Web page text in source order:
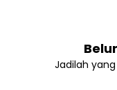
Jadilah